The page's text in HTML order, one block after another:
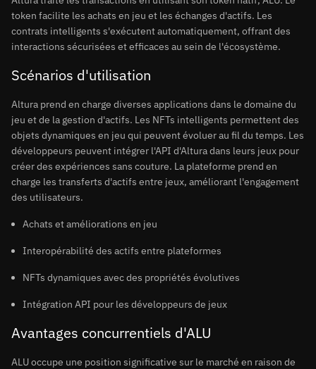
token facilite les achats en jeu et les échanges d'actifs. Les
contrats intelligents s'exécutent automatiquement, offrant des
interactions sécurisées et efficaces au sein de l'écosystème.
Scénarios d'utilisation
Altura prend en charge diverses applications dans le domaine du
jeu et de la gestion d'actifs. Les NFTs intelligents permettent des
objets dynamiques en jeu qui peuvent évoluer au fil du temps. Les
développeurs peuvent intégrer l'API d'Altura dans leurs jeux pour
créer des expériences sans couture. La plateforme prend en
charge les transferts d'actifs entre jeux, améliorant l'engagement
des utilisateurs.
Achats et améliorations en jeu
Interopérabilité des actifs entre plateformes
NFTs dynamiques avec des propriétés évolutives
Intégration API pour les développeurs de jeux
Avantages concurrentiels d'ALU
ALU occupe une position significative sur le marché en raison de